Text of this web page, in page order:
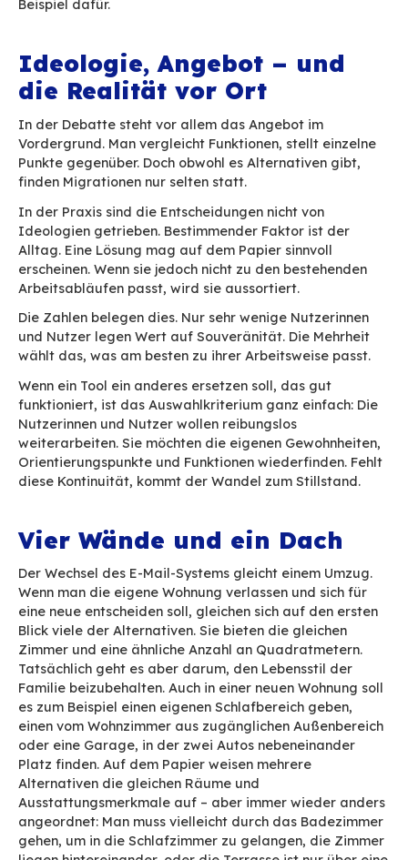
Digitale Souveränität ist allgegenwärtig. Den
nach zu schließen, scheint alles auf Kurs zu
Praxis nutzen Unternehmen jedoch weiterhin
gewohnten, oft nicht europäischen Tools, auch
sensiblen Themen.
Diese Diskrepanz ist nicht auf mangelnden
zurückzuführen. Sie hat andere Ursachen, die
konkreterer Natur sind. Der E-Mail-Verkehr ist
Beispiel dafür.
Ideologie, Angebot –
die Realität vor Ort
In der Debatte steht vor allem das Angebot im
Vordergrund. Man vergleicht Funktionen, stellt
Ideologien getrieben. Bestimmender Faktor
Alltag. Eine Lösung mag auf dem Papier
erscheinen. Wenn sie jedoch nicht zu den
Arbeitsabläufen passt, wird sie aussortiert.
Die Zahlen belegen dies. Nur sehr wenige
und Nutzer legen Wert auf Souveränität. Die
wählt das, was am besten zu ihrer
Wenn ein Tool ein anderes ersetzen soll, das
funktioniert, ist das Auswahlkriterium ganz
Nutzerinnen und Nutzer wollen reibungslos
weiterarbeiten. Sie möchten die eigenen